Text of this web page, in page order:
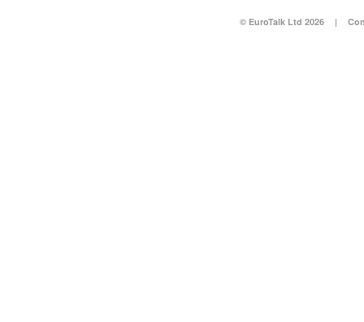
© EuroTalk Ltd 2026 |